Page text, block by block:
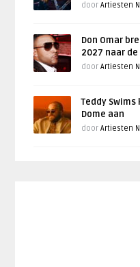
doorArtiesten
Don Omar
2027 naar de
doorArtiesten
Teddy
Dome aan
doorArtiesten